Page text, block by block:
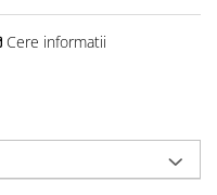
Cere informatii